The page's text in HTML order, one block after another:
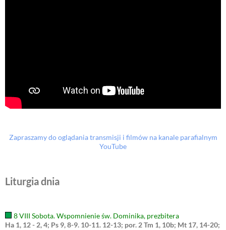
Zapraszamy do oglądania transmisji i filmów na kanale parafialnym
YouTube
Liturgia dnia
8 VIII Sobota. Wspomnienie św. Dominika, prezbitera
Ha 1, 12 - 2, 4; Ps 9, 8-9. 10-11. 12-13; por. 2 Tm 1, 10b; Mt 17, 14-20;